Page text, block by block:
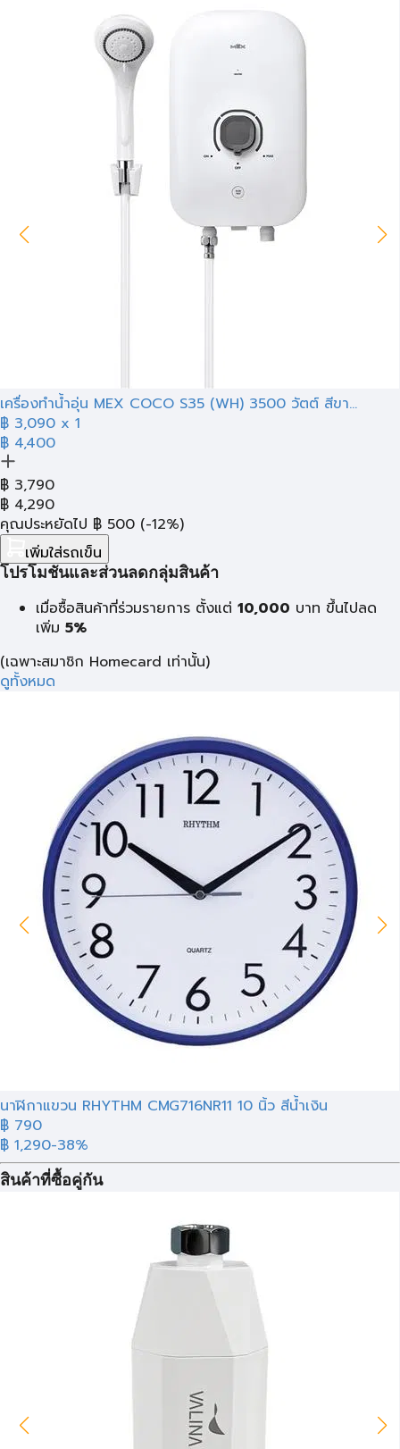
เครื่องทำน้ำอุ่น MEX COCO S35 (WH) 3500 วัตต์ สีขา...
฿ 3,090 x 1
฿ 4,400
฿ 3,790
฿ 4,290
คุณประหยัดไป ฿ 500 (-12%)
เพิ่มใส่รถเข็น
โปรโมชั่นและส่วนลดกลุ่มสินค้า
เมื่อซื้อสินค้าที่ร่วมรายการ ตั้งแต่ 10,000 บาท ขึ้นไปลด
เพิ่ม 5%
(เฉพาะสมาชิก Homecard เท่านั้น)
ดูทั้งหมด
นาฬิกาแขวน RHYTHM CMG716NR11 10 นิ้ว สีน้ำเงิน
฿ 790
฿ 1,290-38%
สินค้าที่ซื้อคู่กัน